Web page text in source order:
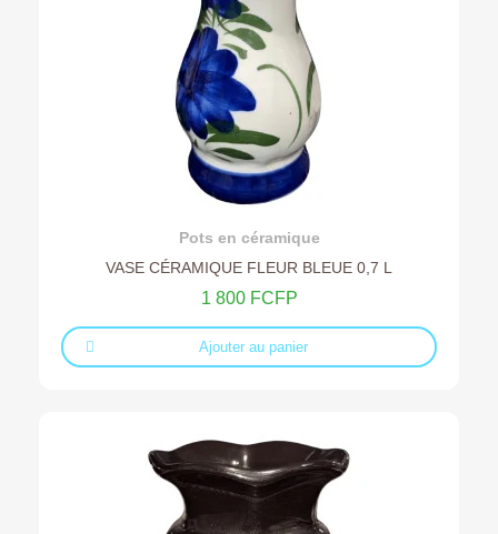
Ajouter au devis
Pots en céramique
VASE CÉRAMIQUE FLEUR BLEUE 0,7 L
1 800 FCFP
Ajouter au panier